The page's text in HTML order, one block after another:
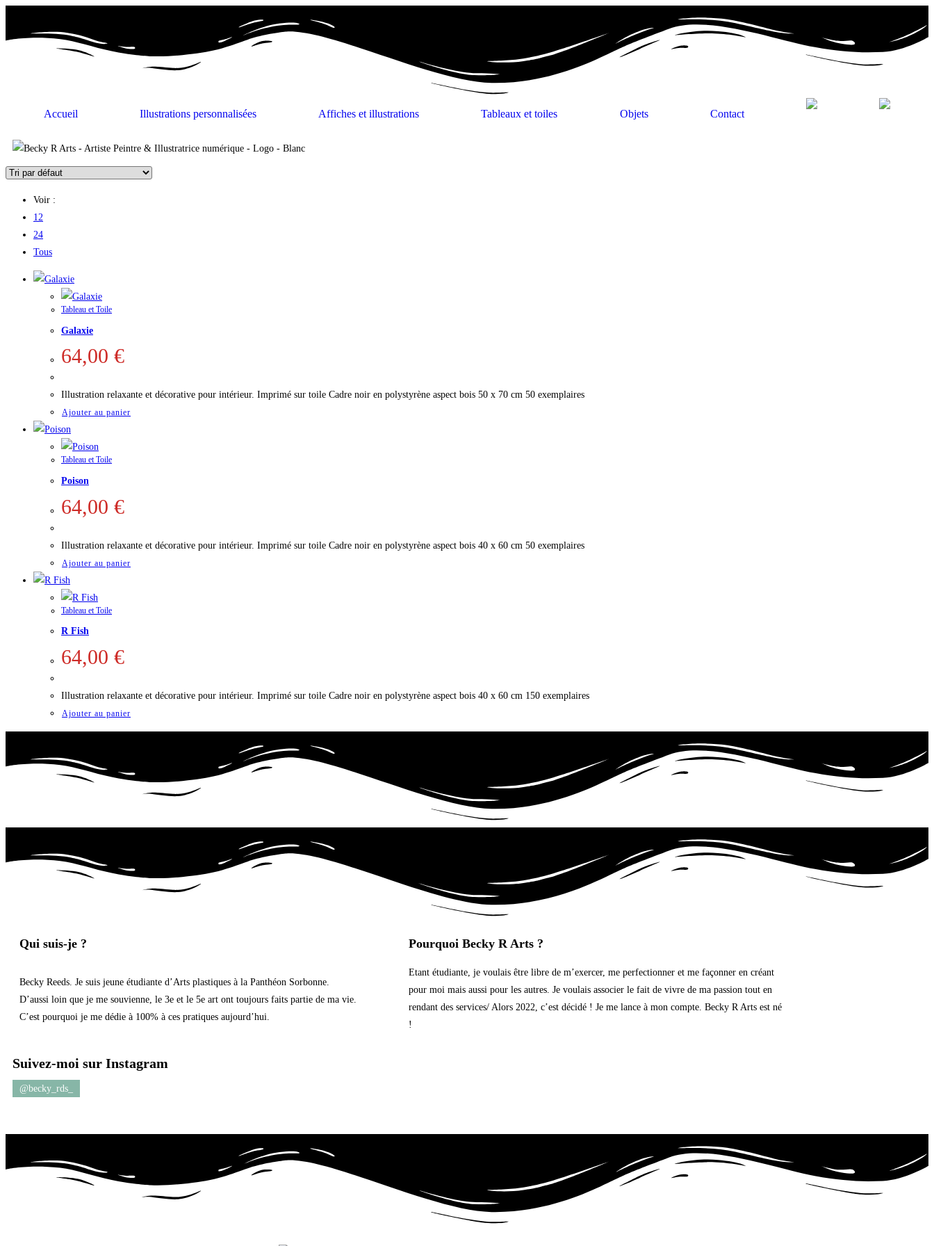
Accueil Illustrations personnalisées Affiches et illustrations Tableaux et toiles Objets Contact
Voir :
12
24
Tous
Tableau et Toile
Galaxie
64,00 €
Illustration relaxante et décorative pour intérieur. Imprimé sur toile Cadre noir en polystyrène aspect bois 50 x 70 cm 50 exemplaires
Ajouter au panier
Tableau et Toile
Poison
64,00 €
Illustration relaxante et décorative pour intérieur. Imprimé sur toile Cadre noir en polystyrène aspect bois 40 x 60 cm 50 exemplaires
Ajouter au panier
Tableau et Toile
R Fish
64,00 €
Illustration relaxante et décorative pour intérieur. Imprimé sur toile Cadre noir en polystyrène aspect bois 40 x 60 cm 150 exemplaires
Ajouter au panier
Qui suis-je ?
Becky Reeds. Je suis jeune étudiante d’Arts plastiques à la Panthéon Sorbonne.
D’aussi loin que je me souvienne, le 3e et le 5e art ont toujours faits partie de ma vie.
C’est pourquoi je me dédie à 100% à ces pratiques aujourd’hui.
Pourquoi Becky R Arts ?
Etant étudiante, je voulais être libre de m’exercer, me perfectionner et me façonner en créant
pour moi mais aussi pour les autres. Je voulais associer le fait de vivre de ma passion tout en
rendant des services/ Alors 2022, c’est décidé ! Je me lance à mon compte. Becky R Arts est né
!
Suivez-moi sur Instagram
@becky_rds_